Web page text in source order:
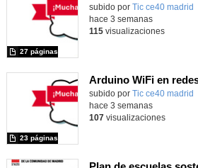
Contenido educativo.
subido por Tic ce40 madrid
27 páginas
hace 3 semanas
115visualizaciones
Arduino WiFi en
Contenido educativo.
subido por Tic ce40 madrid
23 páginas
hace 3 semanas
107visualizaciones